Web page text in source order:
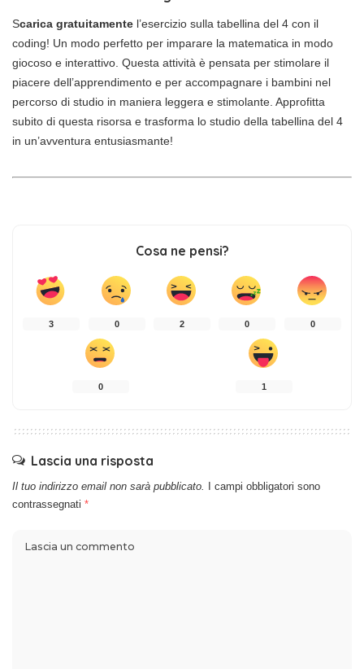
Scarica gratuitamente l’esercizio sulla tabellina del 4 con il
coding! Un modo perfetto per imparare la matematica in modo
giocoso e interattivo. Questa attività è pensata per stimolare il
piacere dell’apprendimento e per accompagnare i bambini nel
percorso di studio in maniera leggera e stimolante. Approfitta
subito di questa risorsa e trasforma lo studio della tabellina del 4
in un’avventura entusiasmante!
Cosa ne pensi?
3 0 2 0 0
0 1
Lascia una risposta
Il tuo indirizzo email non sarà pubblicato.
I campi obbligatori sono
contrassegnati *